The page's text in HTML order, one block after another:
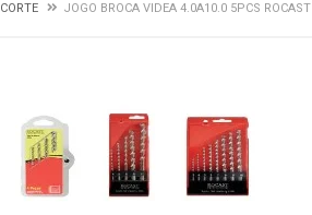
CORTE JOGO BROCA VIDEA 4.0A10.0 5PCS ROCAST